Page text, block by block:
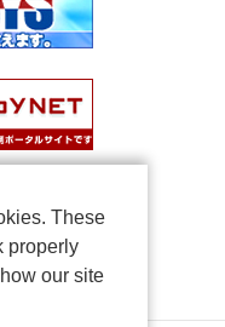
These
properly
our site